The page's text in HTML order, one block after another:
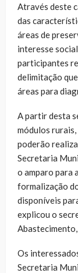
Através deste
das
áreas de
interesse
participantes
delimitação
áreas para
A partir desta
módulos
poderão
Secretaria
o amparo para
formalização
disponíveis
explicou o
Os
Secretaria